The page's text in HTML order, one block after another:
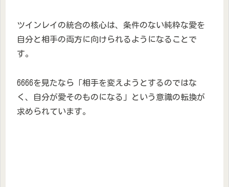
ツインレイの統合の核心は、条件のない純粋な愛を
自分と相手の両方に向けられるようになることで
す。
6666を見たなら「相手を変えようとするのではな
く、自分が愛そのものになる」という意識の転換が
求められています。